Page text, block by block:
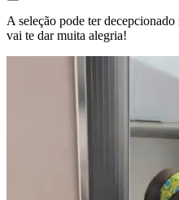
A seleção pode ter
vai te dar muita alegria!